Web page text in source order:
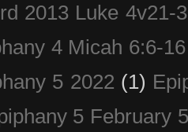
2013 Luke 4v21-
4 Micah 6:6-16
5 2022 (1)
5 February